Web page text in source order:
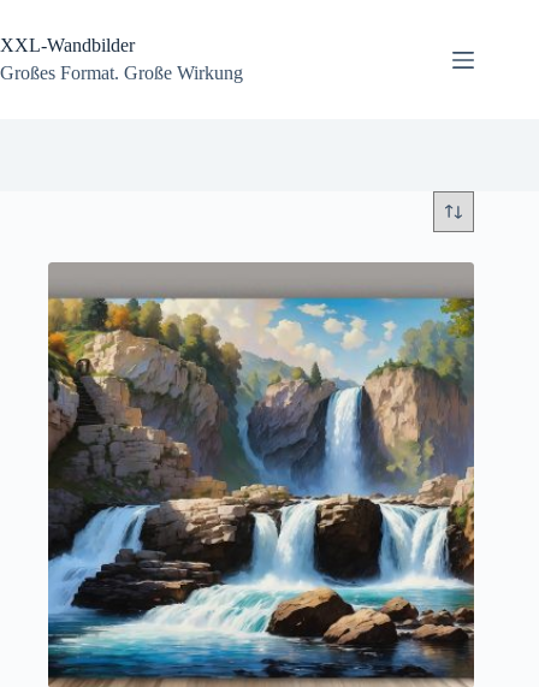
springen
XXL-Wandbilder
Großes Format. Große Wirkung